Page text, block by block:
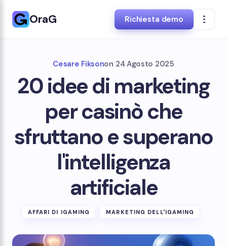
OraG Richiesta demo
Cesare Fiksonon 24 Agosto 2025
20 idee di marketing
per casinò che
sfruttano e superano
l'intelligenza
artificiale
AFFARI DI IGAMING MARKETING DELL'IGAMING